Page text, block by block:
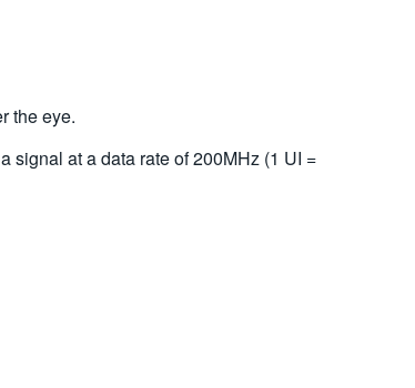
the eye.
signal at a data rate of 200MHz (1 UI =